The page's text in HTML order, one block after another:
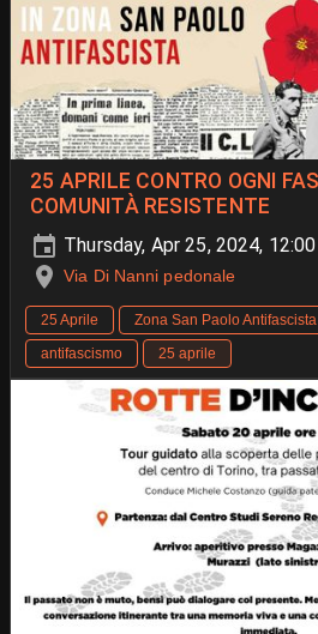
25 APRILE CONTRO OGNI
COMUNITÀ RESISTENTE
Thursday, Apr 25, 2024,
Via Di Nanni pedonale
25 Aprile Zona San Paolo Antifascista
antifascismo
25 aprile